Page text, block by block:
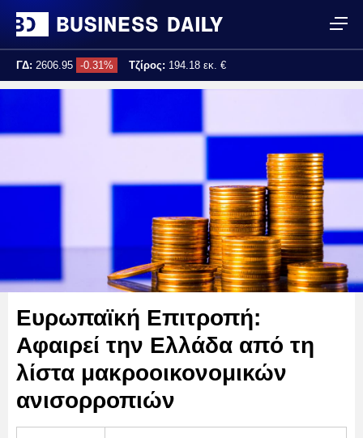
ΓΔ: 2606.95 -0.31% Τζίρος: 194.18 εκ. €
Ευρωπαϊκή Επιτροπή:
Αφαιρεί την Ελλάδα από τη
λίστα μακροοικονομικών
ανισορροπιών